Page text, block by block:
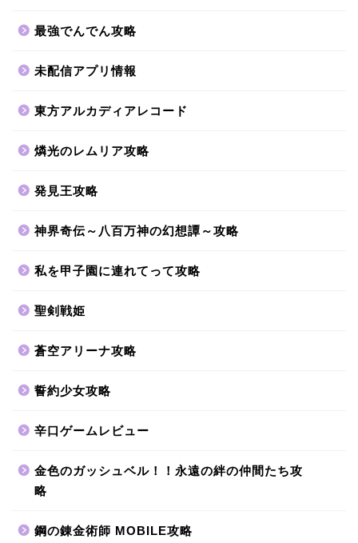
最強でんでん攻略
未配信アプリ情報
東方アルカディアレコード
燐光のレムリア攻略
発見王攻略
神界奇伝～八百万神の幻想譚～攻略
私を甲子園に連れてって攻略
聖剣戦姫
蒼空アリーナ攻略
誓約少女攻略
辛口ゲームレビュー
金色のガッシュベル！！永遠の絆の仲間たち攻
略
鋼の錬金術師 MOBILE攻略